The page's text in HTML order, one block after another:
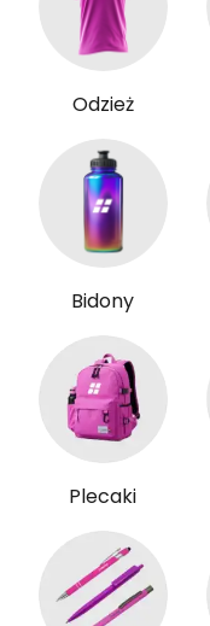
Odzież
Bidony
Plecaki